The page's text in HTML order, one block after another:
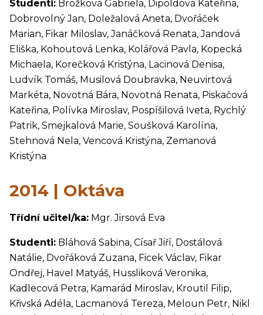
Studenti: Brožková Gabriela, Dipoldová Kateřina,
Dobrovolný Jan, Doležalová Aneta, Dvořáček
Marian, Fikar Miloslav, Janáčková Renata, Jandová
Eliška, Kohoutová Lenka, Kolářová Pavla, Kopecká
Michaela, Korečková Kristýna, Lacinová Denisa,
Ludvík Tomáš, Musilová Doubravka, Neuvirtová
Markéta, Novotná Bára, Novotná Renata, Piskačová
Kateřina, Polívka Miroslav, Pospíšilová Iveta, Rychlý
Patrik, Smejkalová Marie, Soušková Karolína,
Stehnová Nela, Vencová Kristýna, Zemanová
Kristýna
2014 | Oktáva
Třídní učitel/ka: Mgr. Jirsová Eva
Studenti: Bláhová Sabina, Císař Jiří, Dostálová
Natálie, Dvořáková Zuzana, Ficek Václav, Fikar
Ondřej, Havel Matyáš, Hussliková Veronika,
Kadlecová Petra, Kamarád Miroslav, Kroutil Filip,
Křivská Adéla, Lacmanová Tereza, Meloun Petr, Nikl